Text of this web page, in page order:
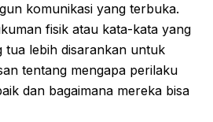
komunikasi yang terbuka.
fisik atau kata-kata yang
tua lebih disarankan untuk
tentang mengapa perilaku
dan bagaimana mereka bisa